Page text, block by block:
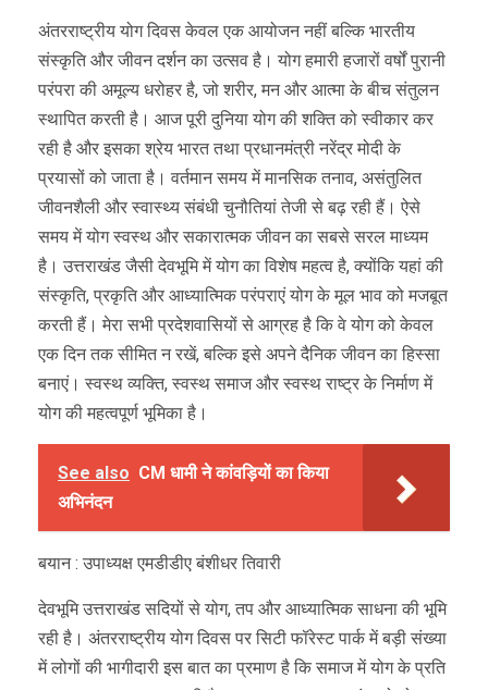
अंतरराष्ट्रीय योग दिवस केवल एक आयोजन नहीं बल्कि भारतीय
संस्कृति और जीवन दर्शन का उत्सव है। योग हमारी हजारों वर्षों पुरानी
परंपरा की अमूल्य धरोहर है, जो शरीर, मन और आत्मा के बीच संतुलन
स्थापित करती है। आज पूरी दुनिया योग की शक्ति को स्वीकार कर
रही है और इसका श्रेय भारत तथा प्रधानमंत्री नरेंद्र मोदी के
प्रयासों को जाता है। वर्तमान समय में मानसिक तनाव, असंतुलित
जीवनशैली और स्वास्थ्य संबंधी चुनौतियां तेजी से बढ़ रही हैं। ऐसे
समय में योग स्वस्थ और सकारात्मक जीवन का सबसे सरल माध्यम
है। उत्तराखंड जैसी देवभूमि में योग का विशेष महत्व है, क्योंकि यहां की
संस्कृति, प्रकृति और आध्यात्मिक परंपराएं योग के मूल भाव को मजबूत
करती हैं। मेरा सभी प्रदेशवासियों से आग्रह है कि वे योग को केवल
एक दिन तक सीमित न रखें, बल्कि इसे अपने दैनिक जीवन का हिस्सा
बनाएं। स्वस्थ व्यक्ति, स्वस्थ समाज और स्वस्थ राष्ट्र के निर्माण में
योग की महत्वपूर्ण भूमिका है।
See also CM धामी ने कांवड़ियों का किया
अभिनंदन
बयान : उपाध्यक्ष एमडीडीए बंशीधर तिवारी
देवभूमि उत्तराखंड सदियों से योग, तप और आध्यात्मिक साधना की भूमि
रही है। अंतरराष्ट्रीय योग दिवस पर सिटी फॉरेस्ट पार्क में बड़ी संख्या
में लोगों की भागीदारी इस बात का प्रमाण है कि समाज में योग के प्रति